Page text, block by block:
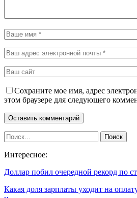
Сохраните мое имя, адрес
этом браузере для следующего
Интересное:
Доллар побил очередной рекорд по
Какая доля зарплаты уходит на